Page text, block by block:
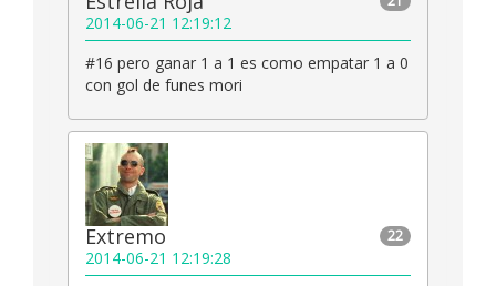
2014-06-21 12:19:12
#16 pero ganar 1 a 1 es como empatar 1 a 0
con gol de funes mori
22
Extremo
2014-06-21 12:19:28